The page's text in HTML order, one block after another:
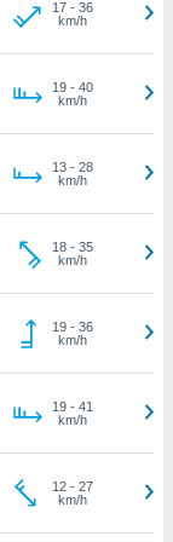
17- 36
km/h
19- 40
km/h
13- 28
km/h
18- 35
km/h
19- 36
km/h
19- 41
km/h
12- 27
km/h